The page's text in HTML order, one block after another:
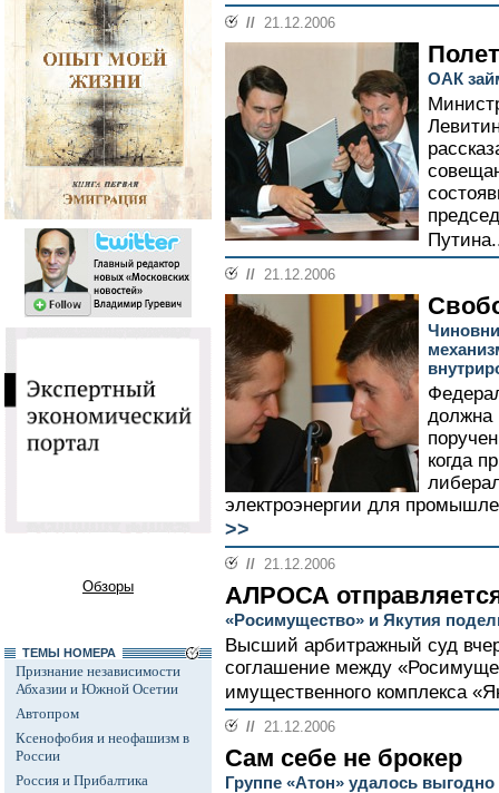
Обзоры
ТЕМЫ НОМЕРА
Признание независимости
Абхазии и Южной Осетии
Автопром
Ксенофобия и неофашизм в
России
Россия и Прибалтика
// 21.12.2006
ОАК
// 21.12.2006
должна
когда
электроэнергии для
>>
// 21.12.2006
АЛРОСА
«Росимущество» и Якутия
Высший арбитражный суд
соглашение между
имущественного комплекса
// 21.12.2006
Сам себе не брокер
Группе «Атон» удалось